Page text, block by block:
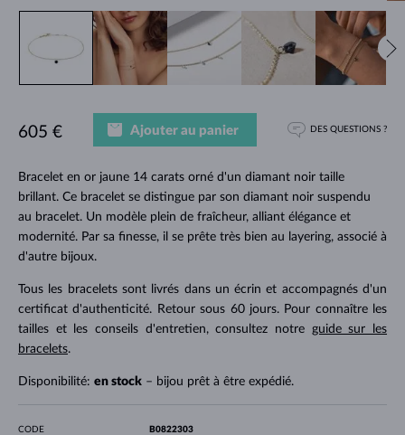
Bracelet en or jaune 14 carats orné d'un diamant noir taille
brillant. Ce bracelet se distingue par son diamant noir suspendu
au bracelet. Un modèle plein de fraîcheur, alliant élégance et
modernité. Par sa finesse, il se prête très bien au layering, associé à
d'autre bijoux.
Tous les bracelets sont livrés dans un écrin et accompagnés d'un
certificat d'authenticité. Retour sous 60 jours. Pour connaître les
tailles et les conseils d'entretien, consultez notre guide sur les
bracelets.
Disponibilité: en stock– bijou prêt à être expédié.
605 € Ajouter au panier DES QUESTIONS ?
CODE B0822303